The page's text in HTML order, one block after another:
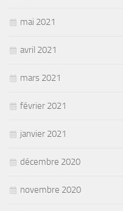
mai 2021
avril 2021
mars 2021
février 2021
janvier 2021
décembre 2020
novembre 2020